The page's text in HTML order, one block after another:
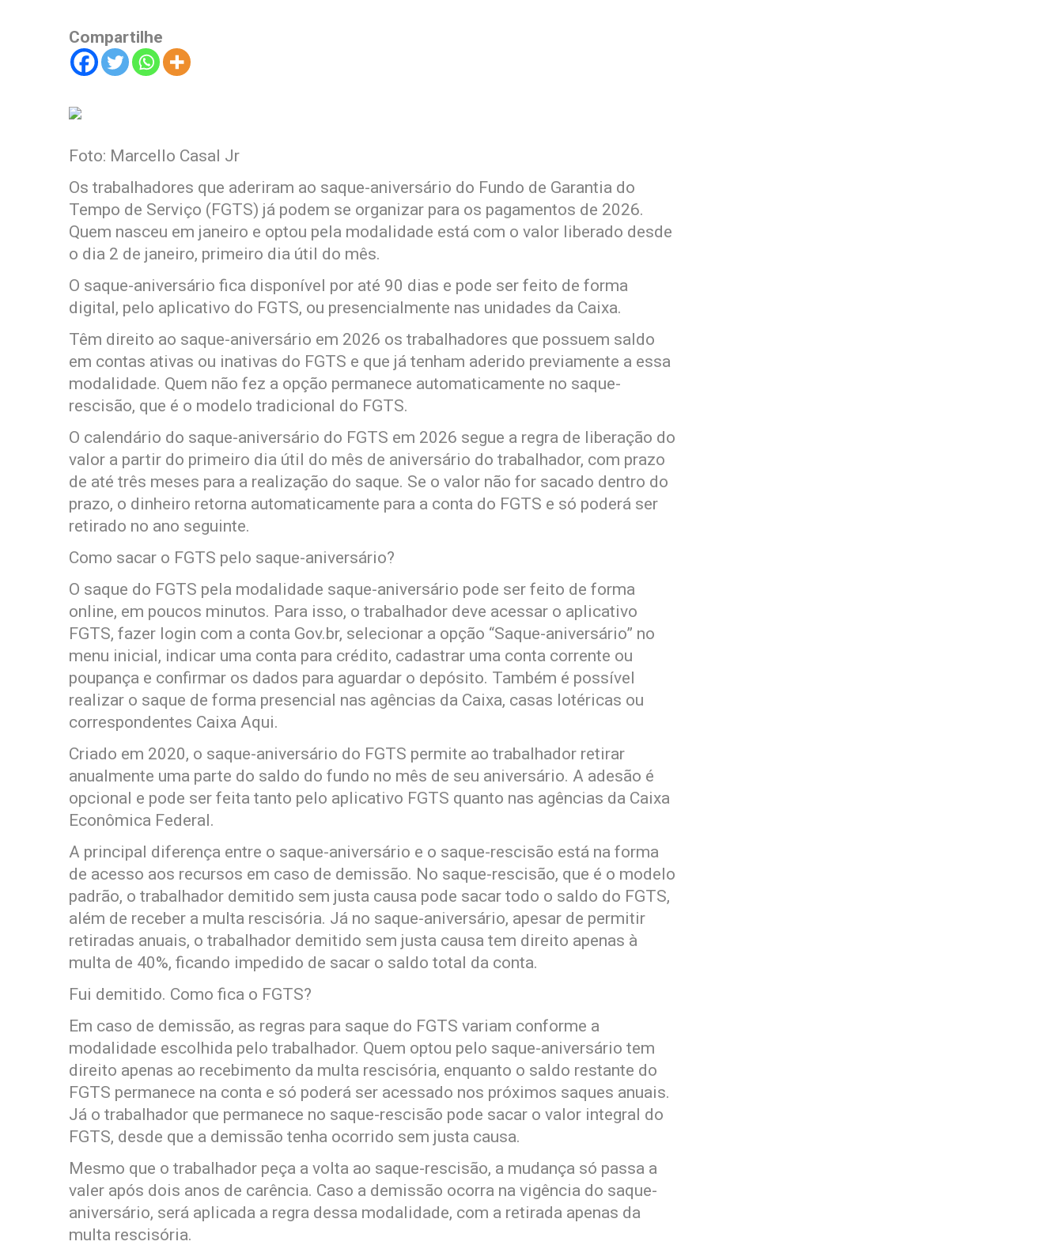
Compartilhe
Foto: Marcello Casal Jr
Os trabalhadores que aderiram ao saque-aniversário do Fundo de Garantia do
Tempo de Serviço (FGTS) já podem se organizar para os pagamentos de 2026.
Quem nasceu em janeiro e optou pela modalidade está com o valor liberado desde
o dia 2 de janeiro, primeiro dia útil do mês.
O saque-aniversário fica disponível por até 90 dias e pode ser feito de forma
digital, pelo aplicativo do FGTS, ou presencialmente nas unidades da Caixa.
Têm direito ao saque-aniversário em 2026 os trabalhadores que possuem saldo
em contas ativas ou inativas do FGTS e que já tenham aderido previamente a essa
modalidade. Quem não fez a opção permanece automaticamente no saque-
rescisão, que é o modelo tradicional do FGTS.
O calendário do saque-aniversário do FGTS em 2026 segue a regra de liberação do
valor a partir do primeiro dia útil do mês de aniversário do trabalhador, com prazo
de até três meses para a realização do saque. Se o valor não for sacado dentro do
prazo, o dinheiro retorna automaticamente para a conta do FGTS e só poderá ser
retirado no ano seguinte.
Como sacar o FGTS pelo saque-aniversário?
O saque do FGTS pela modalidade saque-aniversário pode ser feito de forma
online, em poucos minutos. Para isso, o trabalhador deve acessar o aplicativo
FGTS, fazer login com a conta Gov.br, selecionar a opção “Saque-aniversário” no
menu inicial, indicar uma conta para crédito, cadastrar uma conta corrente ou
poupança e confirmar os dados para aguardar o depósito. Também é possível
realizar o saque de forma presencial nas agências da Caixa, casas lotéricas ou
correspondentes Caixa Aqui.
Criado em 2020, o saque-aniversário do FGTS permite ao trabalhador retirar
anualmente uma parte do saldo do fundo no mês de seu aniversário. A adesão é
opcional e pode ser feita tanto pelo aplicativo FGTS quanto nas agências da Caixa
Econômica Federal.
A principal diferença entre o saque-aniversário e o saque-rescisão está na forma
de acesso aos recursos em caso de demissão. No saque-rescisão, que é o modelo
padrão, o trabalhador demitido sem justa causa pode sacar todo o saldo do FGTS,
além de receber a multa rescisória. Já no saque-aniversário, apesar de permitir
retiradas anuais, o trabalhador demitido sem justa causa tem direito apenas à
multa de 40%, ficando impedido de sacar o saldo total da conta.
Fui demitido. Como fica o FGTS?
Em caso de demissão, as regras para saque do FGTS variam conforme a
modalidade escolhida pelo trabalhador. Quem optou pelo saque-aniversário tem
direito apenas ao recebimento da multa rescisória, enquanto o saldo restante do
FGTS permanece na conta e só poderá ser acessado nos próximos saques anuais.
Já o trabalhador que permanece no saque-rescisão pode sacar o valor integral do
FGTS, desde que a demissão tenha ocorrido sem justa causa.
Mesmo que o trabalhador peça a volta ao saque-rescisão, a mudança só passa a
valer após dois anos de carência. Caso a demissão ocorra na vigência do saque-
aniversário, será aplicada a regra dessa modalidade, com a retirada apenas da
multa rescisória.